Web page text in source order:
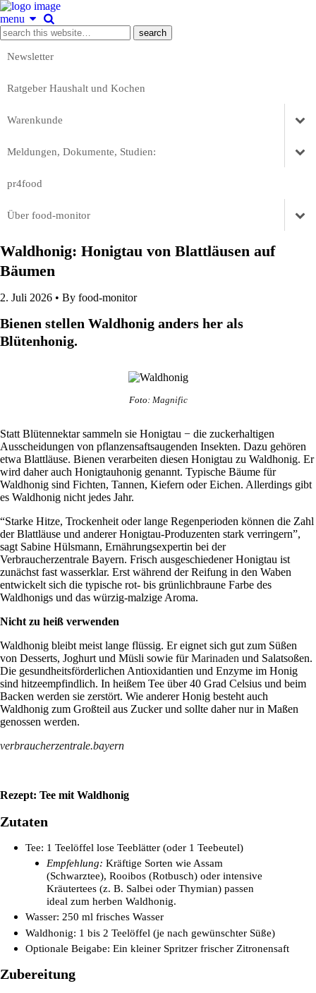
menu
Newsletter
Ratgeber Haushalt und Kochen
Warenkunde
Meldungen, Dokumente, Studien:
pr4food
Über food-monitor
Waldhonig: Honigtau von Blattläusen auf
Bäumen
2. Juli 2026 • By food-monitor
Bienen stellen Waldhonig anders her als
Blütenhonig.
Foto: Magnific
Statt Blütennektar sammeln sie Honigtau − die zuckerhaltigen
Ausscheidungen von pflanzensaftsaugenden Insekten. Dazu gehören
etwa Blattläuse. Bienen verarbeiten diesen Honigtau zu Waldhonig. Er
wird daher auch Honigtauhonig genannt. Typische Bäume für
Waldhonig sind Fichten, Tannen, Kiefern oder Eichen. Allerdings gibt
es Waldhonig nicht jedes Jahr.
“Starke Hitze, Trockenheit oder lange Regenperioden können die Zahl
der Blattläuse und anderer Honigtau-Produzenten stark verringern”,
sagt Sabine Hülsmann, Ernährungsexpertin bei der
Verbraucherzentrale Bayern. Frisch ausgeschiedener Honigtau ist
zunächst fast wasserklar. Erst während der Reifung in den Waben
entwickelt sich die typische rot- bis grünlichbraune Farbe des
Waldhonigs und das würzig-malzige Aroma.
Nicht zu heiß verwenden
Waldhonig bleibt meist lange flüssig. Er eignet sich gut zum Süßen
von Desserts, Joghurt und Müsli sowie fürMarinaden und Salatsoßen.
Die gesundheitsförderlichen Antioxidantien und Enzyme im Honig
sind hitzeempfindlich. In heißem Tee über 40 Grad Celsius und beim
Backen werden sie zerstört. Wie anderer Honig besteht auch
Waldhonig zum Großteil aus Zucker und sollte daher nur in Maßen
genossen werden.
verbraucherzentrale.bayern
Rezept: Tee mit Waldhonig
Zutaten
Tee: 1 Teelöffel lose Teeblätter (oder 1 Teebeutel)
Empfehlung: Kräftige Sorten wie Assam
(Schwarztee), Rooibos (Rotbusch) oder intensive
Kräutertees (z. B. Salbei oder Thymian) passen
ideal zum herben Waldhonig.
Wasser: 250 ml frisches Wasser
Waldhonig: 1 bis 2 Teelöffel (je nach gewünschter Süße)
Optionale Beigabe: Ein kleiner Spritzer frischer Zitronensaft
Zubereitung